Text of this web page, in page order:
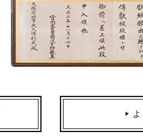
よ